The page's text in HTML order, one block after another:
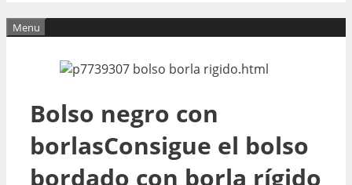
Menu
Bolso negro con
borlasConsigue el bolso
bordado con borla rígido